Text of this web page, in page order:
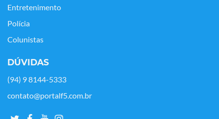
Entretenimento
Polícia
Colunistas
DÚVIDAS
(94) 9 8144-5333
contato@portalf5.com.br